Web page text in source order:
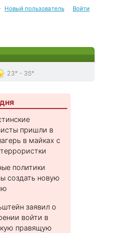
Новый пользователь Войти
23° - 35°
пришли в
в майках с
политики
создать новую
заявил о
войти в
правящую